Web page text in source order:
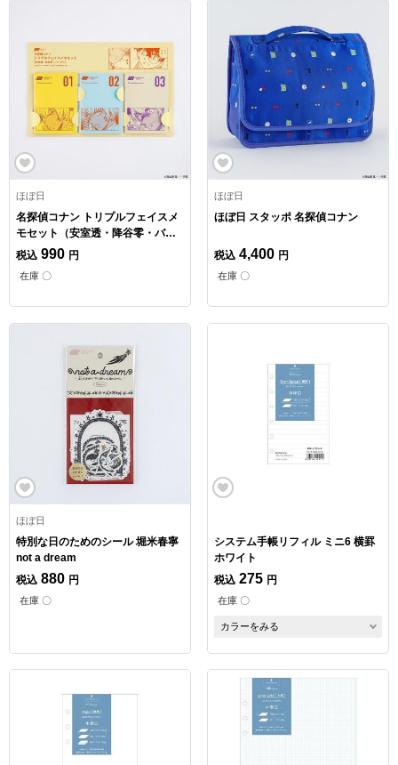
ほぼ日
名探偵コナン トリプルフェイスメ
モセット（安室透・降谷零・バー
ボン）
税込 990 円
在庫 〇
ほぼ日
ほぼ日 スタッポ 名探偵コナン
税込 4,400 円
在庫 〇
ほぼ日
特別な日のためのシール 堀米春寧
not a dream
税込 880 円
在庫 〇
システム手帳リフィル ミニ6 横罫
ホワイト
税込 275 円
在庫 〇
カラーをみる